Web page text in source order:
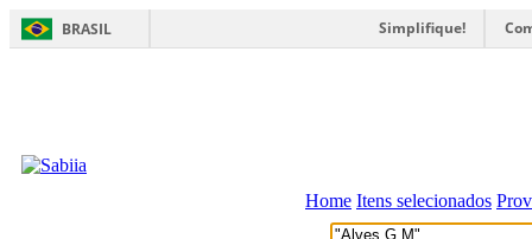
BRASIL Simplifique!
Home Itens selecionados